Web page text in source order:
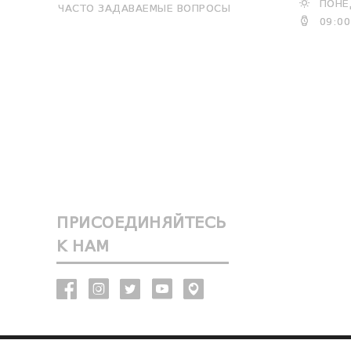
ЧАСТО ЗАДАВАЕМЫЕ ВОПРОСЫ
ПРИСОЕДИНЯЙТЕСЬ
К НАМ